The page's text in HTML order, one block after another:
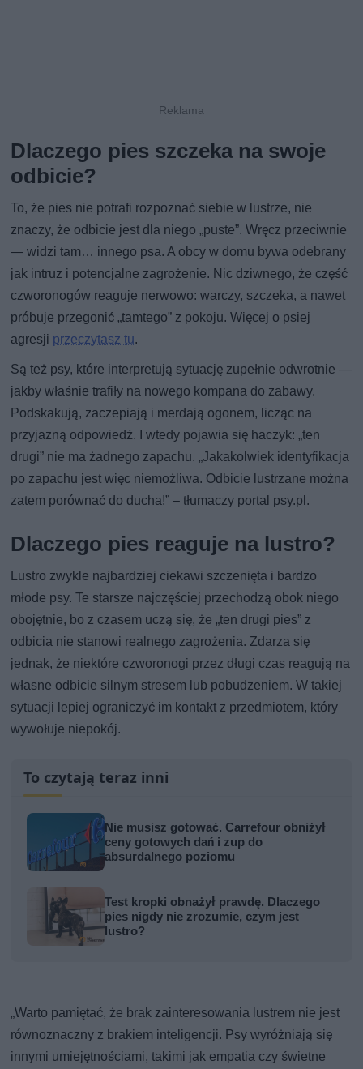
Dlaczego pies szczeka na swoje
odbicie?
To, że pies nie potrafi rozpoznać siebie w lustrze, nie
znaczy, że odbicie jest dla niego „puste”. Wręcz przeciwnie
— widzi tam… innego psa. A obcy w domu bywa odebrany
jak intruz i potencjalne zagrożenie. Nic dziwnego, że część
czworonogów reaguje nerwowo: warczy, szczeka, a nawet
próbuje przegonić „tamtego” z pokoju. Więcej o psiej
agresji przeczytasz tu.
Są też psy, które interpretują sytuację zupełnie odwrotnie —
jakby właśnie trafiły na nowego kompana do zabawy.
Podskakują, zaczepiają i merdają ogonem, licząc na
przyjazną odpowiedź. I wtedy pojawia się haczyk: „ten
drugi” nie ma żadnego zapachu. „Jakakolwiek identyfikacja
po zapachu jest więc niemożliwa. Odbicie lustrzane można
zatem porównać do ducha!” – tłumaczy portal psy.pl.
Dlaczego pies reaguje na lustro?
Lustro zwykle najbardziej ciekawi szczenięta i bardzo
młode psy. Te starsze najczęściej przechodzą obok niego
obojętnie, bo z czasem uczą się, że „ten drugi pies” z
odbicia nie stanowi realnego zagrożenia. Zdarza się
jednak, że niektóre czworonogi przez długi czas reagują na
własne odbicie silnym stresem lub pobudzeniem. W takiej
sytuacji lepiej ograniczyć im kontakt z przedmiotem, który
wywołuje niepokój.
To czytają teraz inni
Nie musisz gotować. Carrefour obniżył
ceny gotowych dań i zup do
absurdalnego poziomu
Test kropki obnażył prawdę. Dlaczego
pies nigdy nie zrozumie, czym jest
lustro?
„Warto pamiętać, że brak zainteresowania lustrem nie jest
równoznaczny z brakiem inteligencji. Psy wyróżniają się
innymi umiejętnościami, takimi jak empatia czy świetne